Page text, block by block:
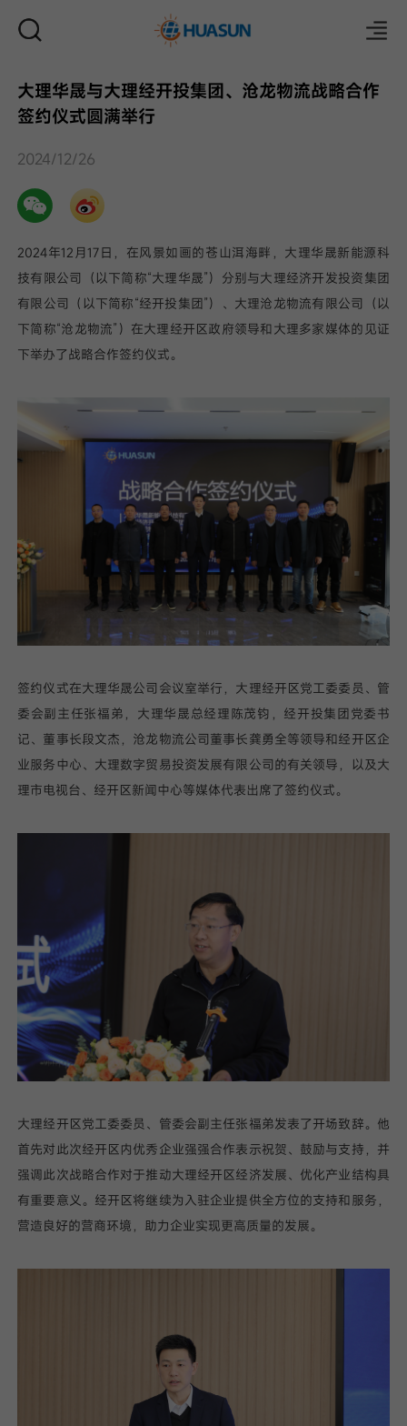
邮件
我已阅读并同意
提
交
大理华晟与大理经开投集团、沧龙物流战略合作
签约仪式圆满举行
2024/12/26
2024年12月17日，在风景如画的苍山洱海畔，大理华晟新能源科
技有限公司（以下简称“大理华晟”）分别与大理经济开发投资集团
有限公司（以下简称“经开投集团”）、大理沧龙物流有限公司（以
下简称“沧龙物流”）在大理经开区政府领导和大理多家媒体的见证
下举办了战略合作签约仪式。
签约仪式在大理华晟公司会议室举行，大理经开区党工委委员、管
委会副主任张福弟，大理华晟总经理陈茂钧，经开投集团党委书
记、董事长段文杰，沧龙物流公司董事长龚勇全等领导和经开区企
业服务中心、大理数字贸易投资发展有限公司的有关领导，以及大
理市电视台、经开区新闻中心等媒体代表出席了签约仪式。
大理经开区党工委委员、管委会副主任张福弟发表了开场致辞。他
首先对此次经开区内优秀企业强强合作表示祝贺、鼓励与支持，并
强调此次战略合作对于推动大理经开区经济发展、优化产业结构具
有重要意义。经开区将继续为入驻企业提供全方位的支持和服务，
营造良好的营商环境，助力企业实现更高质量的发展。